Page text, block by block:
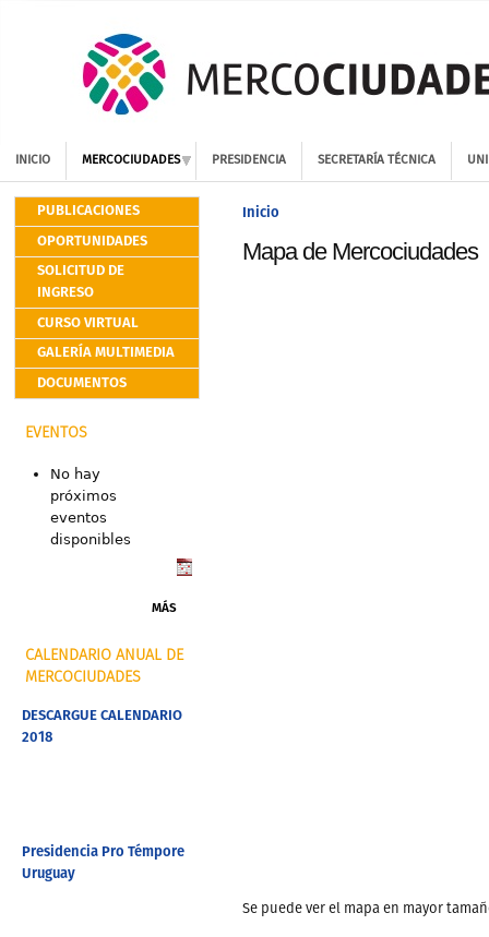
INICIO MERCOCIUDADES PRESIDENCIA SECRETARÍA TÉCNICA
PUBLICACIONES
OPORTUNIDADES
SOLICITUD DE
INGRESO
CURSO VIRTUAL
GALERÍA MULTIMEDIA
DOCUMENTOS
EVENTOS
No hay
próximos
eventos
disponibles
MÁS
CALENDARIO ANUAL DE
MERCOCIUDADES
DESCARGUE CALENDARIO
2018
Presidencia Pro Témpore
Uruguay
Inicio
Mapa de Mercociudades
Se puede ver el mapa en mayor